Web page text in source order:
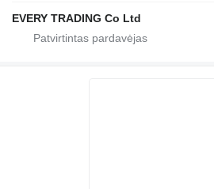
EVERY TRADING Co Ltd